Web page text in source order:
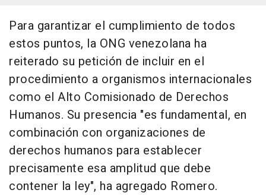
Para garantizar el cumplimiento de todos
estos puntos, la ONG venezolana ha
reiterado su petición de incluir en el
procedimiento a organismos internacionales
como el Alto Comisionado de Derechos
Humanos. Su presencia "es fundamental, en
combinación con organizaciones de
derechos humanos para establecer
precisamente esa amplitud que debe
contener la ley", ha agregado Romero.